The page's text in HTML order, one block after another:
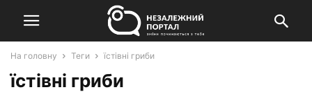
На головну Теги їстівні гриби
їстівні гриби